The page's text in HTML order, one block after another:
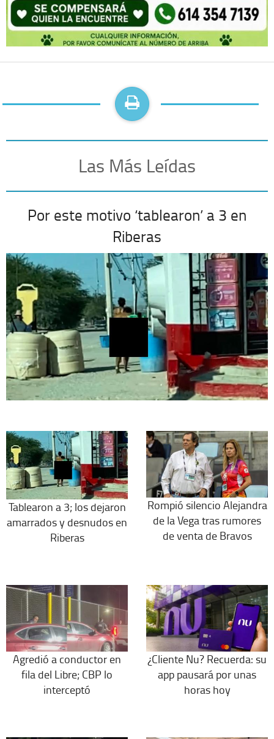
Las Más Leídas
Por este motivo ‘tablearon’ a 3 en
Riberas
Tablearon a 3; los dejaron
amarrados y desnudos en
Riberas
Rompió silencio Alejandra
de la Vega tras rumores
de venta de Bravos
Agredió a conductor en
fila del Libre; CBP lo
interceptó
¿Cliente Nu? Recuerda: su
app pausará por unas
horas hoy